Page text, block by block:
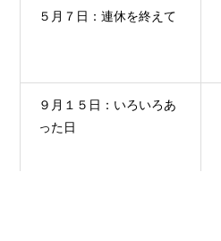
５月７日：連休を終えて
９月１５日：いろいろあ
った日